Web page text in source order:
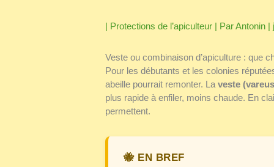
| Protections de l’apiculteur | ParAntonin |
Veste ou combinaison d’apiculture : que
Pour les débutants et les colonies
abeille pourrait remonter. Laveste
plus rapide à enfiler, moins chaude. En
permettent.